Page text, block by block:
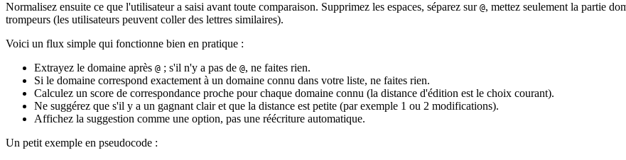
Normalisez ensuite ce que l'utilisateur a saisi avant toute comparaison. Supprimez les espaces, séparez sur @, mettez seulement la partie
trompeurs (les utilisateurs peuvent coller des lettres similaires).
Voici un flux simple qui fonctionne bien en pratique :
Extrayez le domaine après @ ; s'il n'y a pas de @, ne faites rien.
Si le domaine correspond exactement à un domaine connu dans votre liste, ne faites rien.
Calculez un score de correspondance proche pour chaque domaine connu (la distance d'édition est le choix courant).
Ne suggérez que s'il y a un gagnant clair et que la distance est petite (par exemple 1 ou 2 modifications).
Affichez la suggestion comme une option, pas une réécriture automatique.
Un petit exemple en pseudocode :